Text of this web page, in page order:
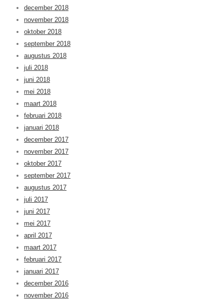
december 2018
november 2018
oktober 2018
september 2018
augustus 2018
juli 2018
juni 2018
mei 2018
maart 2018
februari 2018
januari 2018
december 2017
november 2017
oktober 2017
september 2017
augustus 2017
juli 2017
juni 2017
mei 2017
april 2017
maart 2017
februari 2017
januari 2017
december 2016
november 2016